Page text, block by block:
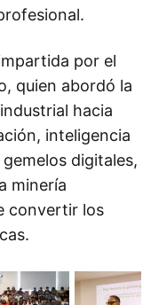
por el
quien abordó la
hacia
inteligencia
digitales,
minería
convertir los